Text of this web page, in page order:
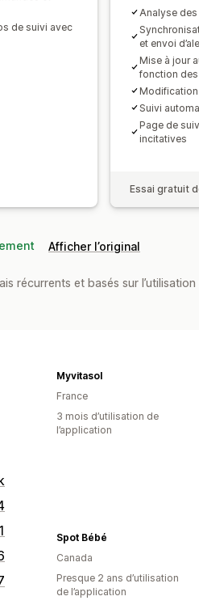
de suivi avec
Analyse
et envoi
Mise à jour
fonction
Suivi
Page de
incitatives
Essai gratuit
Afficher l’original
récurrents et basés sur
Myvitasol
France
3 mois d’utilisation de
l’application
Spot Bébé
Canada
Presque 2 ans d’utilisation
de l’application